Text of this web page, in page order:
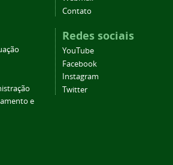
e
Contato
Redes sociais
YouTube
Facebook
Instagram
Twitter